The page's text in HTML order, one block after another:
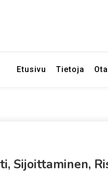
Etusivu Tietoja
Sijoittaminen,